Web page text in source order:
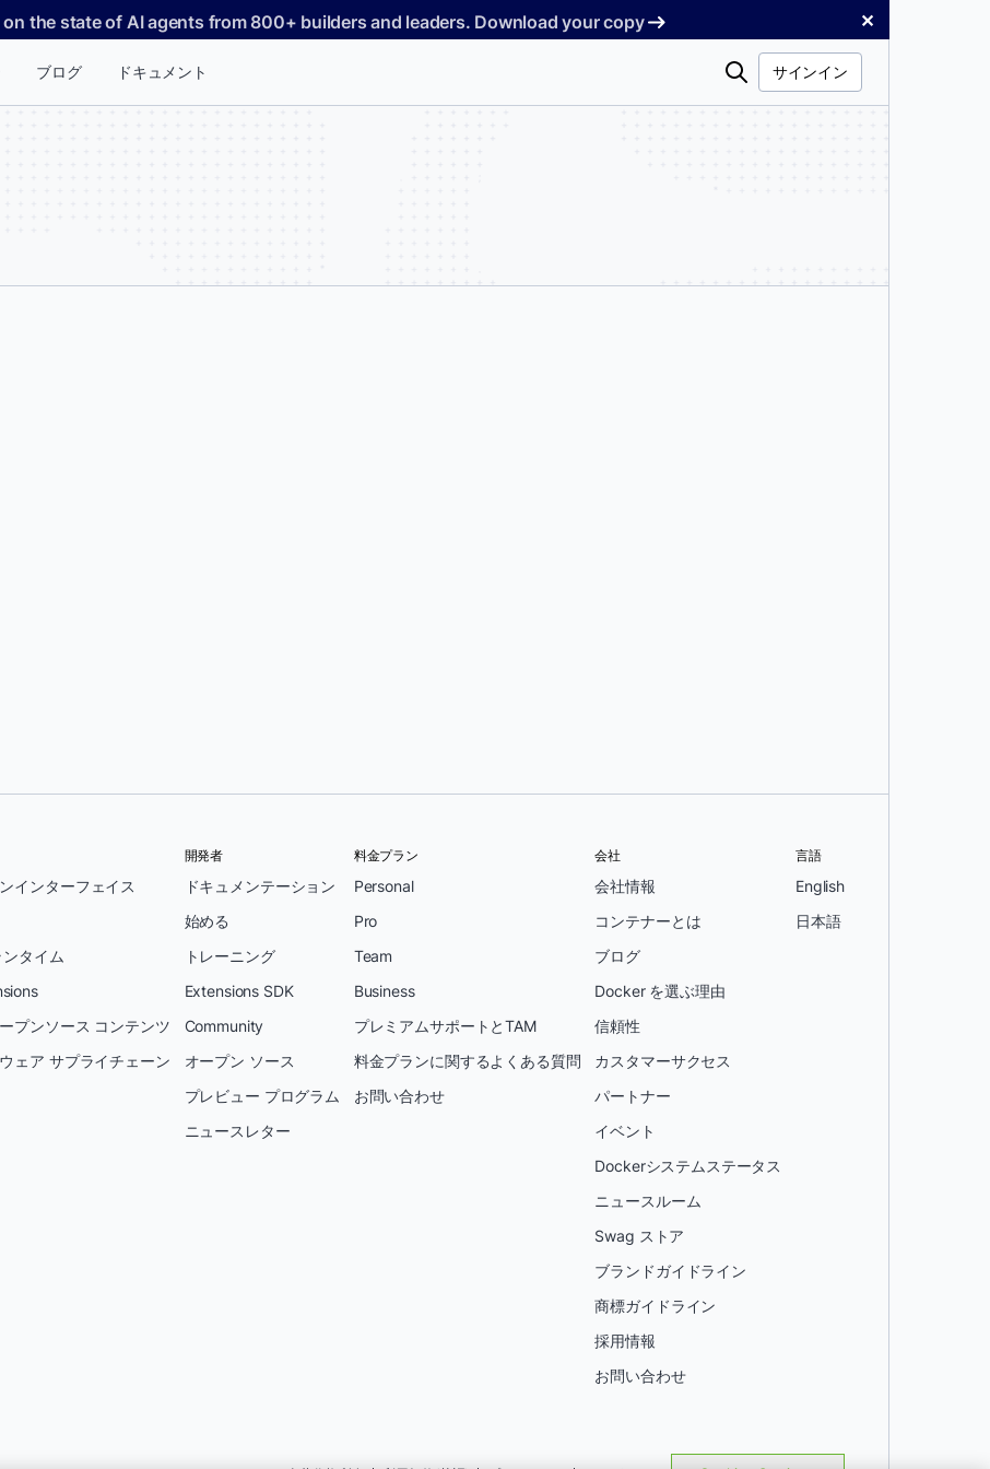
the state of AI agents from 800+ builders and leaders. Download your copy ✕
ブログ ドキュメント
検
サインイン
インターフェイス
タイム
プンソース コンテンツ
ェア サプライチェーン
開発者
ドキュメンテーション
始める
トレーニング
Extensions SDK
Community
オープン ソース
プレビュー プログラム
ニュースレター
料金プラン
Personal
Pro
Team
Business
プレミアムサポートとTAM
料金プランに関するよくある質問
お問い合わせ
会社
会社情報
コンテナーとは
ブログ
Docker を選ぶ理由
信頼性
カスタマーサクセス
パートナー
イベント
Dockerシステムステータス
ニュースルーム
Swag ストア
ブランドガイドライン
商標ガイドライン
採用情報
お問い合わせ
言語
English
日本語